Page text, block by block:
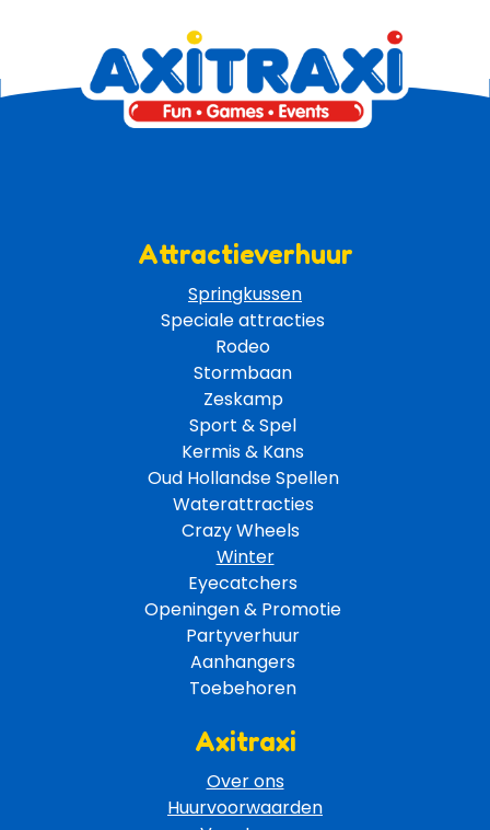
Attractieverhuur
Springkussen
Speciale attracties
Rodeo
Stormbaan
Zeskamp
Sport & Spel
Kermis & Kans
Oud Hollandse Spellen
Waterattracties
Crazy Wheels
Winter
Eyecatchers
Openingen & Promotie
Partyverhuur
Aanhangers
Toebehoren
Axitraxi
Over ons
Huurvoorwaarden